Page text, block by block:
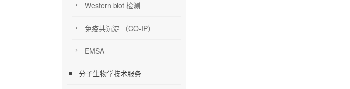
Western blot 检测
免疫共沉淀 （CO-IP）
EMSA
分子生物学技术服务